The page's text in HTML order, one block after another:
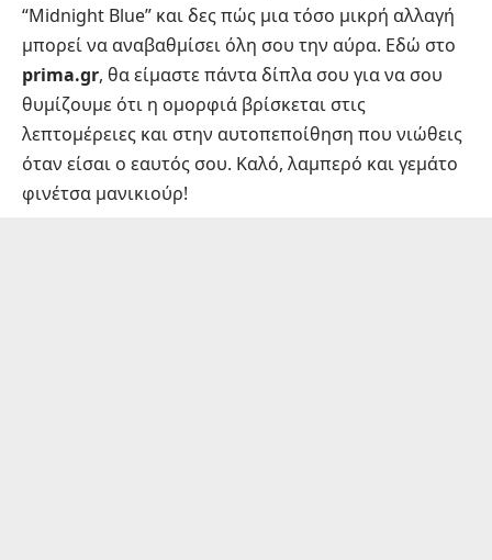
“Midnight Blue” και δες πώς μια τόσο μικρή αλλαγή
μπορεί να αναβαθμίσει όλη σου την αύρα. Εδώ στο
prima.gr, θα είμαστε πάντα δίπλα σου για να σου
θυμίζουμε ότι η ομορφιά βρίσκεται στις
λεπτομέρειες και στην αυτοπεποίθηση που νιώθεις
όταν είσαι ο εαυτός σου. Καλό, λαμπερό και γεμάτο
φινέτσα μανικιούρ!